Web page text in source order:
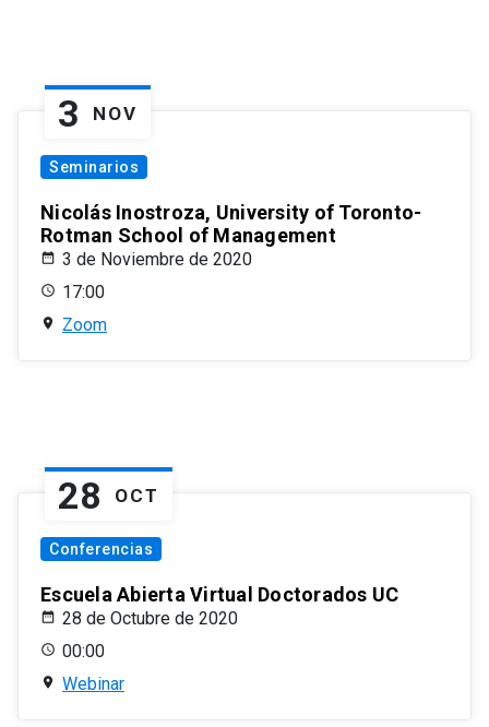
3 NOV
Seminarios
Nicolás Inostroza, University of Toronto-
Rotman School of Management
3 de Noviembre de 2020
17:00
Zoom
28 OCT
Conferencias
Escuela Abierta Virtual Doctorados UC
28 de Octubre de 2020
00:00
Webinar